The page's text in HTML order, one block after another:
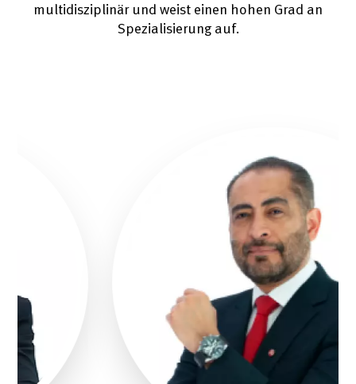
multidisziplinär und weist einen hohen Grad an
Spezialisierung auf.